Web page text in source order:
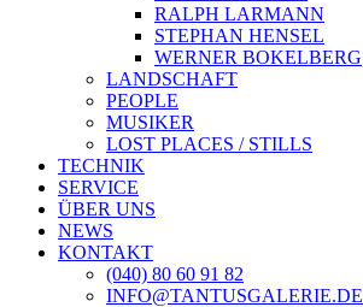
RALPH LARMANN
STEPHAN HENSEL
WERNER BOKELBERG
LANDSCHAFT
PEOPLE
MUSIKER
LOST PLACES / STILLS
TECHNIK
SERVICE
ÜBER UNS
NEWS
KONTAKT
(040) 80 60 91 82
INFO@TANTUSGALERIE.DE